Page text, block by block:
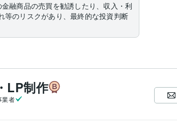
融商品の売買を勧誘したり、収入・利
等のリスクがあり、最終的な投資判断
LP制作
業者